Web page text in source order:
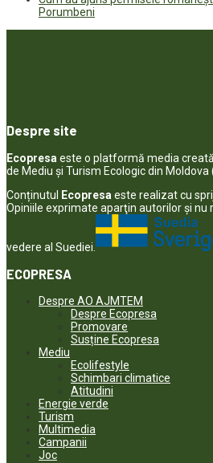
Porumbeni
Despre site
Ecopresa este o platformă media
de Mediu și Turism Ecologic din Moldova
Conținutul Ecopresa este realizat cu
Opiniile exprimate aparţin autorilor şi
vedere al Suediei.
ECOPRESA
Despre AO AJMTEM
Despre Ecopresa
Promovare
Susține Ecopresa
Mediu
Ecolifestyle
Schimbari climatice
Atitudini
Energie verde
Turism
Multimedia
Campanii
Joc